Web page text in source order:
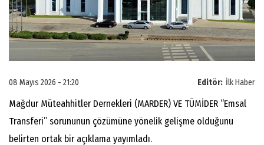
Editör: İlk Haber
08 Mayıs 2026 - 21:20
Mağdur Müteahhitler Dernekleri (MARDER) VE TÜMİDER “Emsal
Transferi” sorununun çözümüne yönelik gelişme olduğunu
belirten ortak bir açıklama yayımladı.